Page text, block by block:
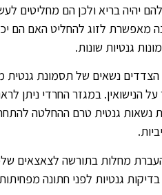
להם יהיה בריא ולכן הם מחליטים
מאפשרת לזוג להחליט האם הם
גנטיות שונות.
נשאים של תסמונת גנטית
הנישואין. במגזר החרדי ניתן
נשאות גנטית טרם ההחלטה
מחלות בתורשה לצאצאים
יתר). בדיקות גנטיות לפני חתונה